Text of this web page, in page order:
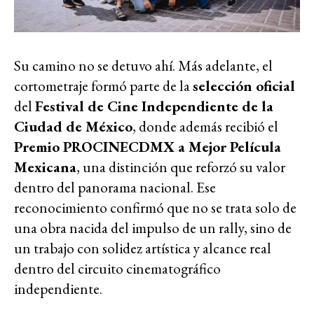
Su camino no se detuvo ahí. Más adelante, el
cortometraje formó parte de laselección oficial
delFestival de Cine Independiente de la
Ciudad de México, donde además recibió el
Premio PROCINECDMX a Mejor Película
Mexicana, una distinción que reforzó su valor
dentro del panorama nacional. Ese
reconocimiento confirmó que no se trata solo de
una obra nacida del impulso de un rally, sino de
un trabajo con solidez artística y alcance real
dentro del circuito cinematográfico
independiente.